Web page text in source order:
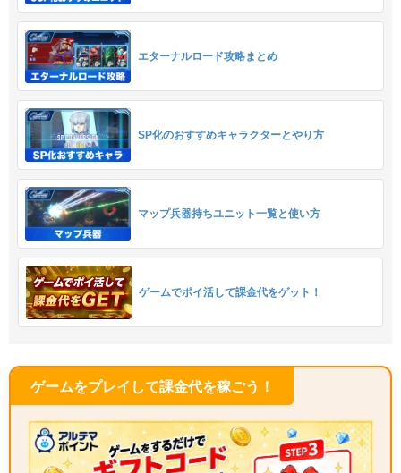
エターナルロード攻略まとめ
SP化のおすすめキャラクターとやり方
マップ兵器持ちユニット一覧と使い方
ゲームでポイ活して課金代をゲット！
ゲームをプレイして課金代を稼ごう！